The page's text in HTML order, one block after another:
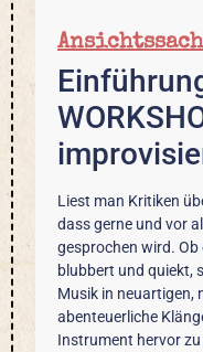
Liest man Kritiken
dass gerne und vor
gesprochen wird.
blubbert und quiekt,
Musik in neuartigen,
abenteuerliche
Instrument hervor